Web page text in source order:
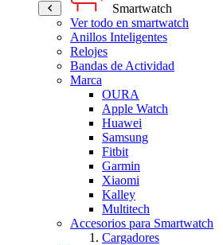
Smartwatch
Ver todo en smartwatch
Anillos Inteligentes
Relojes
Bandas de Actividad
Marca
OURA
Apple Watch
Huawei
Samsung
Fitbit
Garmin
Xiaomi
Kalley
Multitech
Accesorios para Smartwatch
Cargadores